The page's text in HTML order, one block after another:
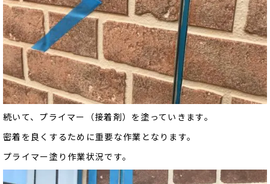
続いて、プライマー（接着剤）を塗っていきます。
密着を良くするために重要な作業となります。
プライマー塗り作業状況です。